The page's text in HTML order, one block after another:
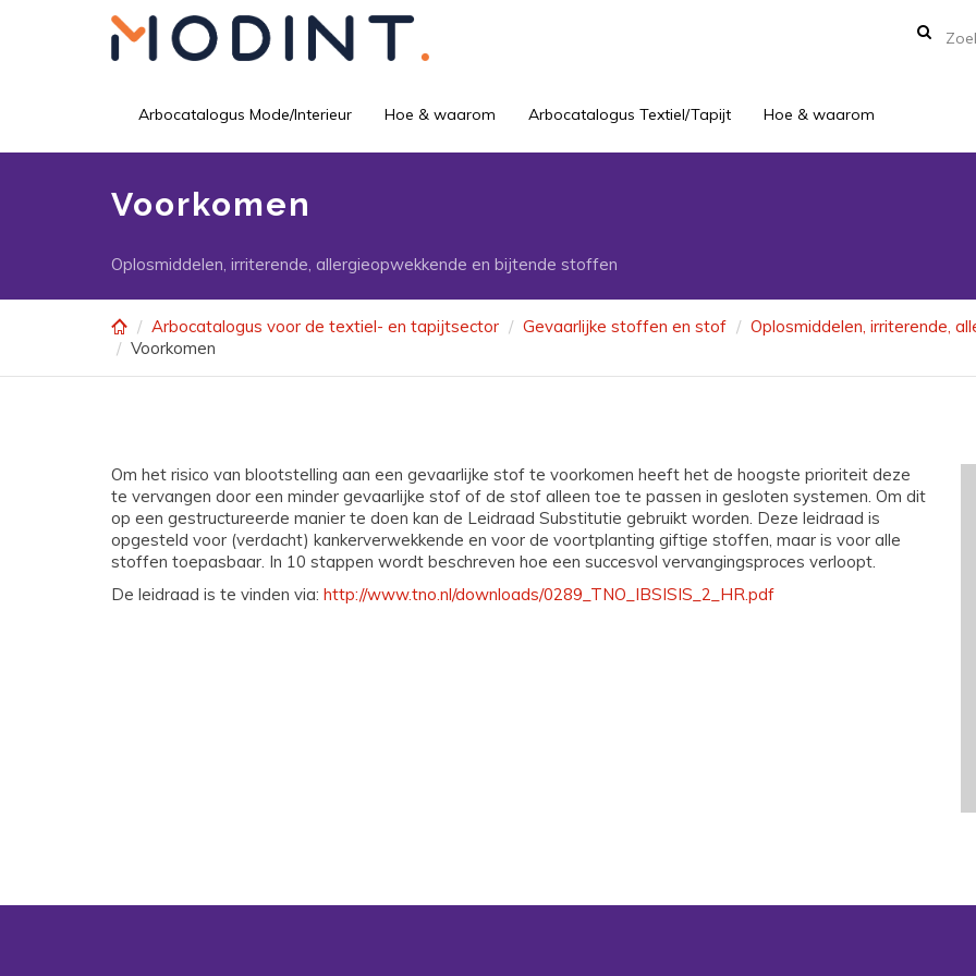
Arbocatalogus Mode/Interieur Hoe & waarom Arbocatalogus Textiel/Tapijt Hoe & waarom
Voorkomen
Oplosmiddelen, irriterende, allergieopwekkende en bijtende stoffen
Arbocatalogus voor de textiel- en tapijtsector Gevaarlijke stoffen en stof
Oplosmiddelen, irriterende,
Voorkomen
Om het risico van blootstelling aan een gevaarlijke stof te voorkomen heeft het de hoogste prioriteit deze
te vervangen door een minder gevaarlijke stof of de stof alleen toe te passen in gesloten systemen. Om dit
op een gestructureerde manier te doen kan de Leidraad Substitutie gebruikt worden. Deze leidraad is
opgesteld voor (verdacht) kankerverwekkende en voor de voortplanting giftige stoffen, maar is voor alle
stoffen toepasbaar. In 10 stappen wordt beschreven hoe een succesvol vervangingsproces verloopt.
De leidraad is te vinden via: http://www.tno.nl/downloads/0289_TNO_IBSISIS_2_HR.pdf